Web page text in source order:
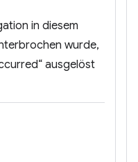
in diesem
wurde,
ausgelöst